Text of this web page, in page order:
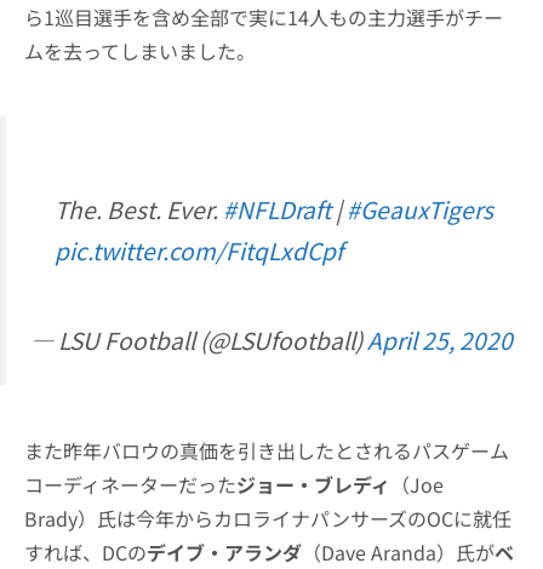
ら1巡目選手を含め全部で実に14人もの主力選手がチー
ムを去ってしまいました。
The. Best. Ever. #NFLDraft|#GeauxTigers
pic.twitter.com/FitqLxdCpf
— LSU Football (@LSUfootball)April 25, 2020
また昨年バロウの真価を引き出したとされるパスゲーム
コーディネーターだったジョー・ブレディ （Joe
Brady）氏は今年からカロライナパンサーズのOCに就任
すれば、DCのデイブ・アランダ （Dave Aranda）氏がベ